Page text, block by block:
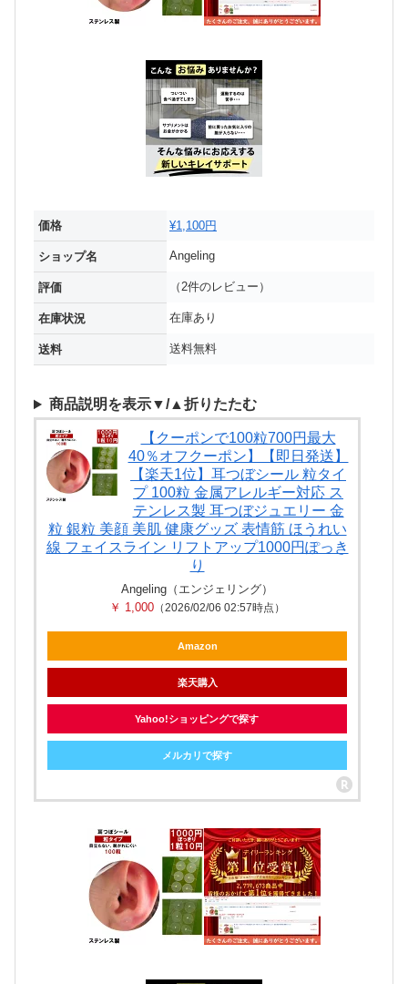
価格 ¥1,100円
ショップ名 Angeling
評価 （2件のレビュー）
在庫状況 在庫あり
送料 送料無料
商品説明を表示▼/▲折りたたむ
【クーポンで100粒700円最大
40％オフクーポン】【即日発送】
【楽天1位】耳つぼシール 粒タイ
プ 100粒 金属アレルギー対応 ス
テンレス製 耳つぼジュエリー 金
粒 銀粒 美顔 美肌 健康グッズ 表情筋 ほうれい
線 フェイスライン リフトアップ1000円ぽっき
り
Angeling（エンジェリング）
￥ 1,000 （2026/02/06 02:57時点）
Amazon
楽天購入
Yahoo!ショッピングで探す
メルカリで探す